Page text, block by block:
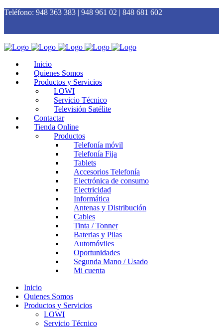
Teléfono: 948 363 383 | 948 961 02 | 848 681 602
Inicio
Quienes Somos
Productos y Servicios
LOWI
Servicio Técnico
Televisión Satélite
Contactar
Tienda Online
Productos
Telefonía móvil
Telefonía Fija
Tablets
Accesorios Telefonía
Electrónica de consumo
Electricidad
Informática
Antenas y Distribución
Cables
Tinta / Tonner
Baterias y Pilas
Automóviles
Oportunidades
Segunda Mano / Usado
Mi cuenta
Inicio
Quienes Somos
Productos y Servicios
LOWI
Servicio Técnico